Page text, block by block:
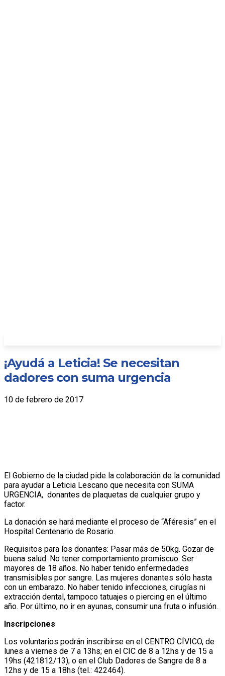
¡Ayudá a Leticia! Se necesitan
dadores con suma urgencia
10 de febrero de 2017
El Gobierno de la ciudad pide la colaboración de la comunidad
para ayudar a Leticia Lescano que necesita con SUMA
URGENCIA, donantes de plaquetas de cualquier grupo y
factor.
La donación se hará mediante el proceso de “Aféresis” en el
Hospital Centenario de Rosario.
Requisitos para los donantes: Pasar más de 50kg. Gozar de
buena salud. No tener comportamiento promiscuo. Ser
mayores de 18 años. No haber tenido enfermedades
transmisibles por sangre. Las mujeres donantes sólo hasta
con un embarazo. No haber tenido infecciones, cirugías ni
extracción dental, tampoco tatuajes o piercing en el último
año. Por último, no ir en ayunas, consumir una fruta o infusión.
Inscripciones
Los voluntarios podrán inscribirse en el CENTRO CÍVICO, de
lunes a viernes de 7 a 13hs; en el CIC de 8 a 12hs y de 15 a
19hs (421812/13); o en el Club Dadores de Sangre de 8 a
12hs y de 15 a 18hs (tel.: 422464).